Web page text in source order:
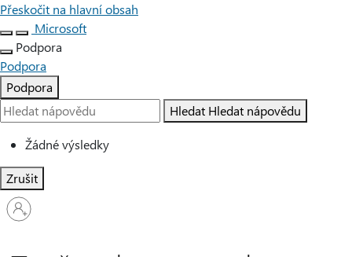
Přeskočit na hlavní obsah
Microsoft
Podpora
Podpora
Podpora
Hledat Hledat nápovědu
Žádné výsledky
Zrušit
Přihlaste
se